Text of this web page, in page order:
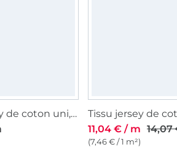
Tissu jersey de coton uni, noir
11,04 € / m 14,07
(7,46 € / 1 m²)